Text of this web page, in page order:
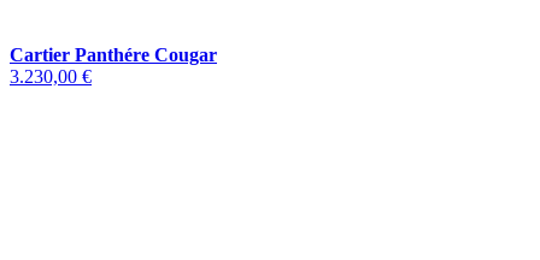
Cartier Panthére Cougar
3.230,00 €